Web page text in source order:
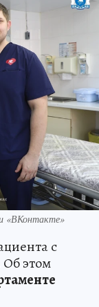
«ВКонтакте»
с
этом